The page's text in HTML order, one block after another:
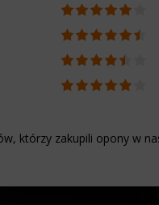
którzy zakupili opony w